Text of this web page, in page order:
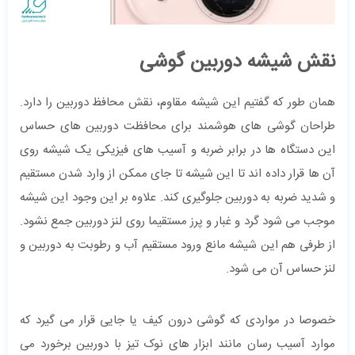
نقش شیشه دوربین گوشی
همان طور که گفتیم این شیشه مقاوم، نقش محافظ دوربین را دارد.
طراحان گوشی های هوشمند برای محافظت دوربین های حساس
این دستگاه ها در برابر ضربه و آسیب های فیزیکی یک شیشه روی
آن ها قرار داده اند تا این شیشه تا جای ممکن از وارد شدن مستقیم
و شدید ضربه به دوربین جلوگیری کند. علاوه بر این وجود این شیشه
موجب می شود گرد و غبار و پرز مستقیما روی لنز دوربین جمع نشود.
از طرفی هم این شیشه مانع ورود مستقیم آب و رطوبت به دوربین و
لنز حساس آن می شود.
خصوصا در مواردی که گوشی درون کیف یا جایی قرار می گیرد که
موارد آسیب رسان مانند ابزار های نوک تیز با دوربین برخورد می